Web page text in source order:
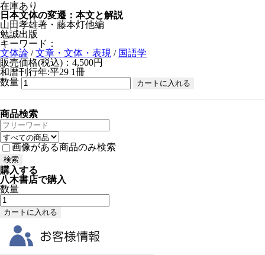
在庫あり
日本文体の変遷：本文と解説
山田孝雄著・藤本灯他編
勉誠出版
キーワード：
文体論 /文章・文体・表現 / 国語学
販売価格(税込)：4,500円
和暦刊行年:平29 1冊
数量
商品検索
画像がある商品のみ検索
購入する
八木書店で購入
数量